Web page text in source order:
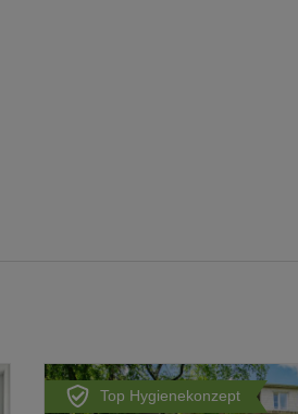
Top Hygienekonzept